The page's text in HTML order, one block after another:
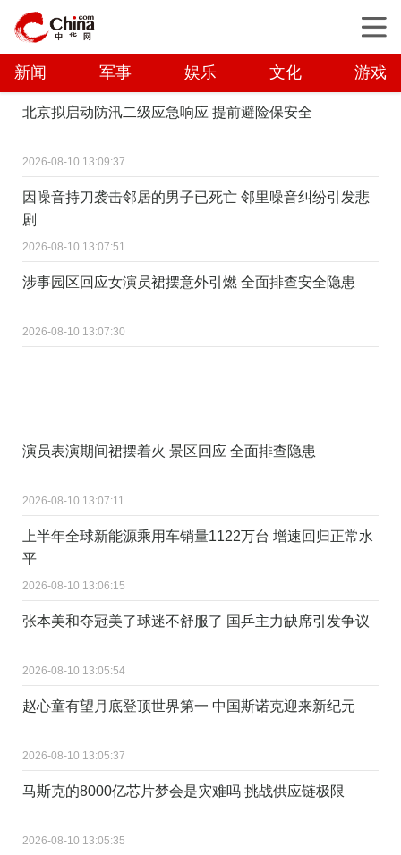
新闻 军事 娱乐 文化 游戏
北京拟启动防汛二级应急响应 提前避险保安全
2026-08-10 13:09:37
因噪音持刀袭击邻居的男子已死亡 邻里噪音纠纷引发悲
剧
2026-08-10 13:07:51
涉事园区回应女演员裙摆意外引燃 全面排查安全隐患
2026-08-10 13:07:30
演员表演期间裙摆着火 景区回应 全面排查隐患
2026-08-10 13:07:11
上半年全球新能源乘用车销量1122万台 增速回归正常水
平
2026-08-10 13:06:15
张本美和夺冠美了球迷不舒服了 国乒主力缺席引发争议
2026-08-10 13:05:54
赵心童有望月底登顶世界第一 中国斯诺克迎来新纪元
2026-08-10 13:05:37
马斯克的8000亿芯片梦会是灾难吗 挑战供应链极限
2026-08-10 13:05:35